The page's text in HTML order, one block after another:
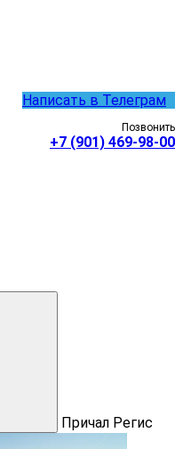
Написать в Телеграм
Позвонить
+7 (901) 469-98-00
Причал Регис